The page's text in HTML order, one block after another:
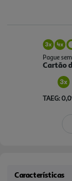
Pague
Cartão
TAEG:
Características